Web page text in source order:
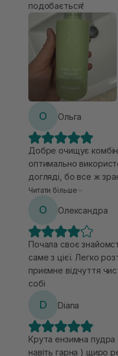
подобається!
О Ольга
Добре очищує
оптимально
догляді, бо все ж
такого ретельного
комфортний для
через кілька секунд,
Вистачає на довго.
Читати більше
О Олександра
Почала своє
саме з цієї. Легко
приємне відчуття
собі
D Diana
Крута ензимна пудра
навіть гарна ) щиро